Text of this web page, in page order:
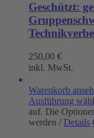
Geschützt:
250,00 €
inkl. MwSt.
Warenkorb
Ausführung
auf. Die
werden / Details